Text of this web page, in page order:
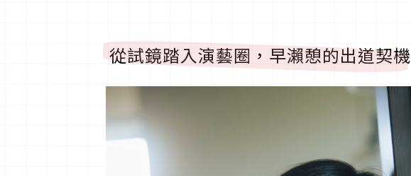
從試鏡踏入演藝圈，早瀨憩的出道契機